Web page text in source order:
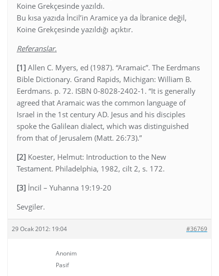
Koine Grekçesinde yazıldı.
Bu kısa yazıda İncil’in Aramice ya da İbranice değil,
Koine Grekçesinde yazıldığı açıktır.
Referanslar.
[1] Allen C. Myers, ed (1987). “Aramaic”. The Eerdmans
Bible Dictionary. Grand Rapids, Michigan: William B.
Eerdmans. p. 72. ISBN 0-8028-2402-1. “It is generally
agreed that Aramaic was the common language of
Israel in the 1st century AD. Jesus and his disciples
spoke the Galilean dialect, which was distinguished
from that of Jerusalem (Matt. 26:73).”
[2] Koester, Helmut: Introduction to the New
Testament. Philadelphia, 1982, cilt 2, s. 172.
[3] İncil – Yuhanna 19:19-20
Sevgiler.
29 Ocak 2012: 19:04 #36769
Anonim
Pasif